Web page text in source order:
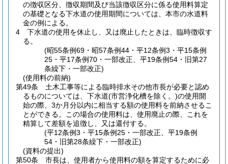
の徴収区分、徴収期間及び当該徴収区分に係る使用料算定
の基礎となる下水道の使用期間については、本市の水道料
金の例による。
4
下水道の使用を休止し、又は廃止したときは、臨時徴収す
る。
(昭55条例69・昭57条例44・平12条例3・平15条例
25・平17条例70・一部改正、平19条例54・旧第27
条繰下・一部改正)
(使用料の前納)
第49条
土木工事等による臨時排水その他市長が必要と認め
るものについては、下水道(市営浄化槽を除く。)の使用開
始の際、3か月分以内に相当する額の使用料を前納させるこ
とができる。
この場合の使用料は、使用廃止の際、これを
精算して差額を追徴し、又は還付する。
(平12条例3・平15条例25・一部改正、平19条例
54・旧第28条繰下・一部改正)
(資料の提出)
第50条
市長は、使用者から使用料の額を算定するために必